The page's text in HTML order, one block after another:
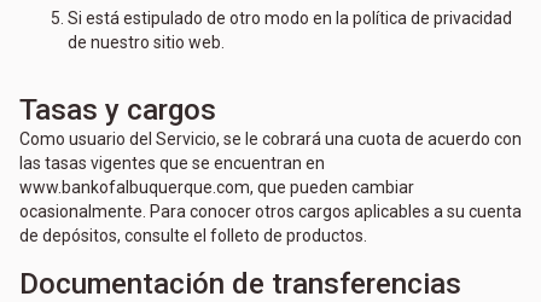
Si está estipulado de otro modo en la política de privacidad
de nuestro sitio web.
Tasas y cargos
Como usuario del Servicio, se le cobrará una cuota de acuerdo con
las tasas vigentes que se encuentran en
www.bankofalbuquerque.com, que pueden cambiar
ocasionalmente. Para conocer otros cargos aplicables a su cuenta
de depósitos, consulte el folleto de productos.
Documentación de transferencias